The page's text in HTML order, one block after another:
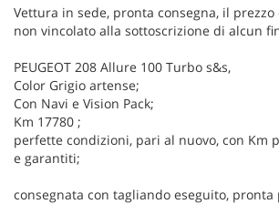
Vettura in sede, pronta consegna, il
non vincolato alla sottoscrizione di alcun
PEUGEOT 208 Allure 100 Turbo s&s,
Color Grigio artense;
Con Navi e Vision Pack;
Km 17780 ;
perfette condizioni, pari al nuovo, con Km
e garantiti;
consegnata con tagliando eseguito, pronta